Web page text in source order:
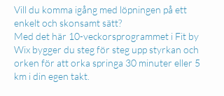
Vill du komma igång med löpningen på ett
enkelt och skonsamt sätt?
Med det här 10-veckorsprogrammet i Fit by
Wix bygger du steg för steg upp styrkan och
orken för att orka springa 30 minuter eller 5
km i din egen takt.